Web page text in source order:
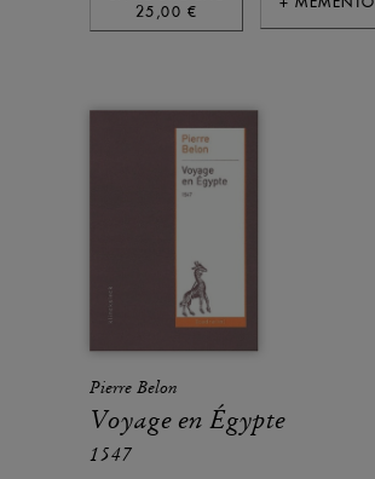
25,00 €
Pierre Belon
Voyage en Égypte
1547